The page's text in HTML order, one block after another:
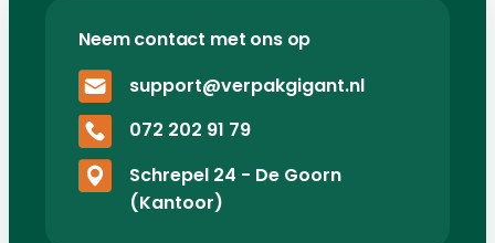
Neem contact met ons op
support@verpakgigant.nl
072 202 91 79
Schrepel 24 - De Goorn
(Kantoor)